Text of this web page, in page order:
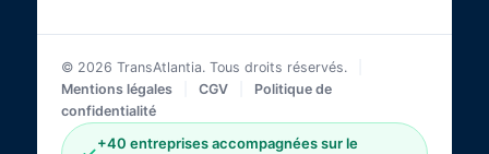
© 2026 TransAtlantia. Tous droits réservés.
Mentions légales
CGV
Politique de
confidentialité
+40 entreprises accompagnées sur le